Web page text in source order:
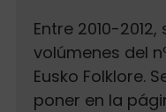
Entre 2010-
volúmenes del
Eusko Folklore.
poner en la